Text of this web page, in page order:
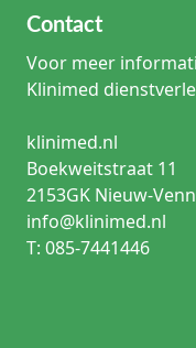
Contact
Voor meer
Klinimed
klinimed.nl
Boekweitstraat 11
2153GK Nieuw-
info@klinimed.nl
T: 085-7441446